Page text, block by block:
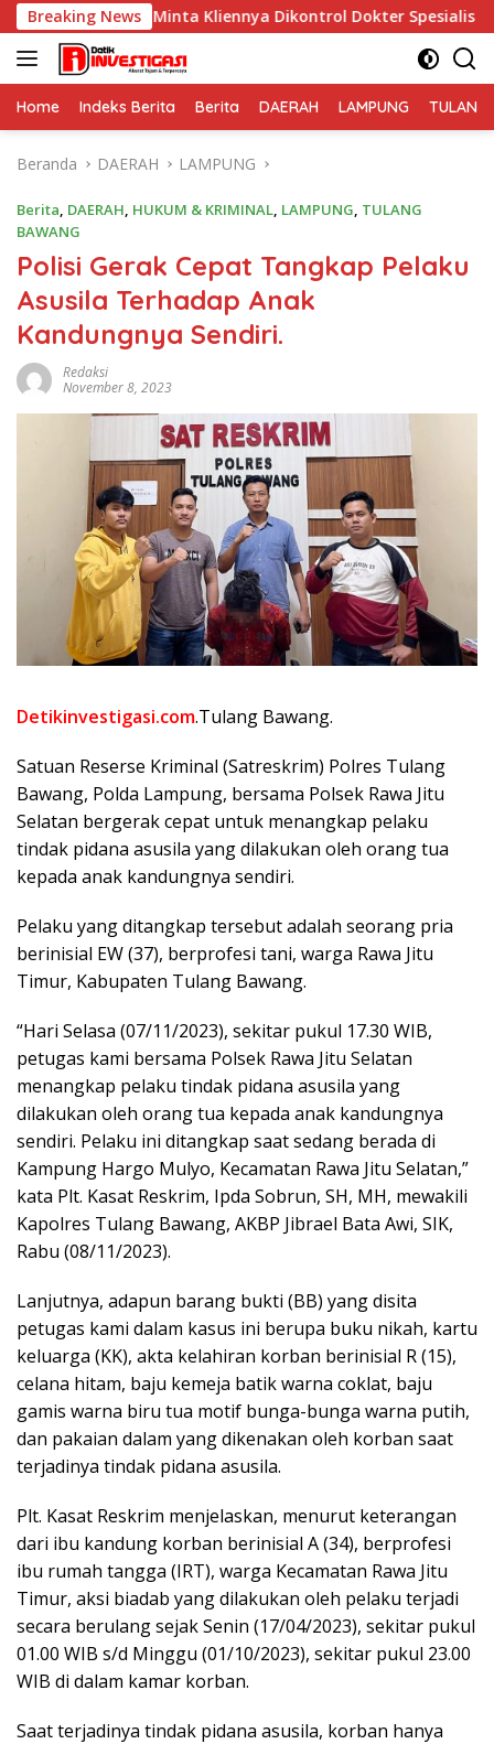
Langsung
ke
konten
Breaking News
Minta Kliennya Dikontrol Dokter Spesialis Kejiwaan
Home Indeks Berita Berita DAERAH LAMPUNG TULANG
Beranda DAERAH LAMPUNG
Berita, DAERAH, HUKUM & KRIMINAL, LAMPUNG, TULANG
BAWANG
Polisi Gerak Cepat Tangkap Pelaku
Asusila Terhadap Anak
Kandungnya Sendiri.
Redaksi
November 8, 2023
Detikinvestigasi.com.Tulang Bawang.
Satuan Reserse Kriminal (Satreskrim) Polres Tulang
Bawang, Polda Lampung, bersama Polsek Rawa Jitu
Selatan bergerak cepat untuk menangkap pelaku
tindak pidana asusila yang dilakukan oleh orang tua
kepada anak kandungnya sendiri.
Pelaku yang ditangkap tersebut adalah seorang pria
berinisial EW (37), berprofesi tani, warga Rawa Jitu
Timur, Kabupaten Tulang Bawang.
“Hari Selasa (07/11/2023), sekitar pukul 17.30 WIB,
petugas kami bersama Polsek Rawa Jitu Selatan
menangkap pelaku tindak pidana asusila yang
dilakukan oleh orang tua kepada anak kandungnya
sendiri. Pelaku ini ditangkap saat sedang berada di
Kampung Hargo Mulyo, Kecamatan Rawa Jitu Selatan,”
kata Plt. Kasat Reskrim, Ipda Sobrun, SH, MH, mewakili
Kapolres Tulang Bawang, AKBP Jibrael Bata Awi, SIK,
Rabu (08/11/2023).
Lanjutnya, adapun barang bukti (BB) yang disita
petugas kami dalam kasus ini berupa buku nikah, kartu
keluarga (KK), akta kelahiran korban berinisial R (15),
celana hitam, baju kemeja batik warna coklat, baju
gamis warna biru tua motif bunga-bunga warna putih,
dan pakaian dalam yang dikenakan oleh korban saat
terjadinya tindak pidana asusila.
Plt. Kasat Reskrim menjelaskan, menurut keterangan
dari ibu kandung korban berinisial A (34), berprofesi
ibu rumah tangga (IRT), warga Kecamatan Rawa Jitu
Timur, aksi biadab yang dilakukan oleh pelaku terjadi
secara berulang sejak Senin (17/04/2023), sekitar pukul
01.00 WIB s/d Minggu (01/10/2023), sekitar pukul 23.00
WIB di dalam kamar korban.
Saat terjadinya tindak pidana asusila, korban hanya